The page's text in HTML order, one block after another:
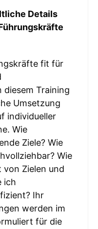
Details
fit für
diesem Training
Umsetzung
individueller
Wie
Ziele? Wie
Wie
von Zielen und
ich
Ihr
werden im
für die